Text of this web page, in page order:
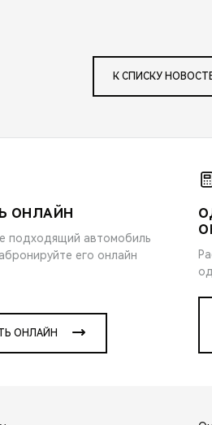
К СПИСКУ
ОНЛАЙН
подходящий автомобиль
его онлайн
ОНЛАЙН